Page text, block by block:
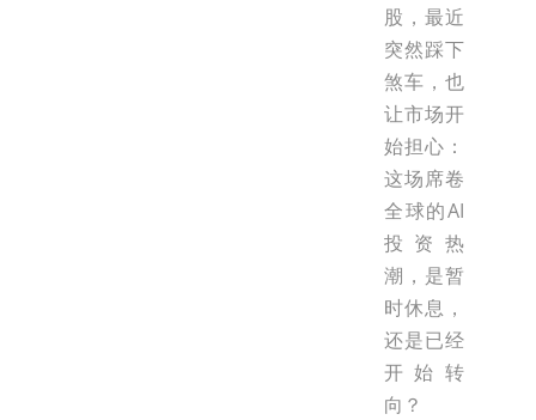
股，最近
突然踩下
煞车，也
让市场开
始担心：
这场席卷
全球的AI
投资热
潮，是暂
时休息，
还是已经
开始转
向？